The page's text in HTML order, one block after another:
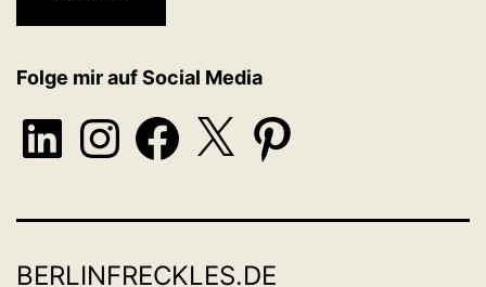
Folge mir auf Social Media
LinkedInInstagramFacebook
X Pinterest
BERLINFRECKLES.DE